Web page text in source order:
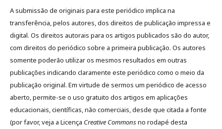
A submissão de originais para este periódico implica na
transferência, pelos autores, dos direitos de publicação impressa e
digital. Os direitos autorais para os artigos publicados são do autor,
com direitos do periódico sobre a primeira publicação. Os autores
somente poderão utilizar os mesmos resultados em outras
publicações indicando claramente este periódico como o meio da
publicação original. Em virtude de sermos um periódico de acesso
aberto, permite-se o uso gratuito dos artigos em aplicações
educacionais, científicas, não comerciais, desde que citada a fonte
(por favor, veja a Licença Creative Commonsno rodapé desta